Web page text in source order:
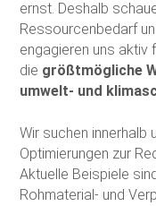
ernst. Deshalb
Ressourcenbedarf
engagieren uns aktiv
die größtmögliche
umwelt- und
Wir suchen
Optimierungen zur
Aktuelle Beispiele
Rohmaterial- und